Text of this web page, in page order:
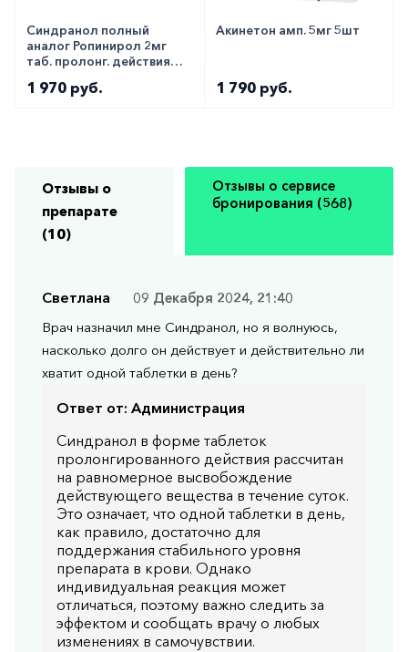
Синдранол полный
аналог Ропинирол 2мг
таб. пролонг. действия
1 970 руб.
Акинетон амп. 5мг 5шт
1 790 руб.
Отзывы о
препарате
(10)
Отзывы о сервисе
бронирования (568)
Светлана
09 Декабря 2024, 21:40
Врач назначил мне Синдранол, но я волнуюсь,
насколько долго он действует и действительно ли
хватит одной таблетки в день?
Ответ от: Администрация
Синдранол в форме таблеток
пролонгированного действия рассчитан
на равномерное высвобождение
действующего вещества в течение суток.
Это означает, что одной таблетки в день,
как правило, достаточно для
поддержания стабильного уровня
препарата в крови. Однако
индивидуальная реакция может
отличаться, поэтому важно следить за
эффектом и сообщать врачу о любых
изменениях в самочувствии.